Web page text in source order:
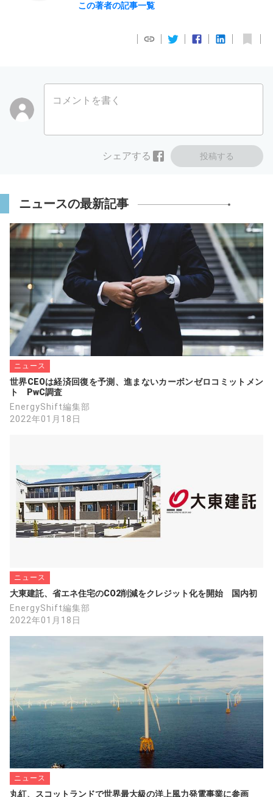
この著者の記事一覧
コメントを書く
投稿する
シェアする
ニュースの最新記事
ニュース
世界CEOは経済回復を予測、進まないカーボンゼロコミットメン
ト　PwC調査
EnergyShift編集部
2022年01月18日
ニュース
大東建託、省エネ住宅のCO2削減をクレジット化を開始　国内初
EnergyShift編集部
2022年01月18日
ニュース
丸紅、スコットランドで世界最大級の洋上風力発電事業に参画